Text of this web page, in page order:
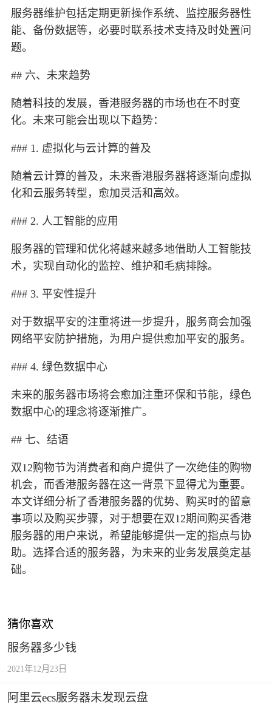
服务器维护包括定期更新操作系统、监控服务器性
能、备份数据等，必要时联系技术支持及时处置问
题。
## 六、未来趋势
随着科技的发展，香港服务器的市场也在不时变
化。未来可能会出现以下趋势：
### 1. 虚拟化与云计算的普及
随着云计算的普及，未来香港服务器将逐渐向虚拟
化和云服务转型，愈加灵活和高效。
### 2. 人工智能的应用
服务器的管理和优化将越来越多地借助人工智能技
术，实现自动化的监控、维护和毛病排除。
### 3. 平安性提升
对于数据平安的注重将进一步提升，服务商会加强
网络平安防护措施，为用户提供愈加平安的服务。
### 4. 绿色数据中心
未来的服务器市场将会愈加注重环保和节能，绿色
数据中心的理念将逐渐推广。
## 七、结语
双12购物节为消费者和商户提供了一次绝佳的购物
机会，而香港服务器在这一背景下显得尤为重要。
本文详细分析了香港服务器的优势、购买时的留意
事项以及购买步骤，对于想要在双12期间购买香港
服务器的用户来说，希望能够提供一定的指点与协
助。选择合适的服务器，为未来的业务发展奠定基
础。
猜你喜欢
服务器多少钱
2021年12月23日
阿里云ecs服务器未发现云盘